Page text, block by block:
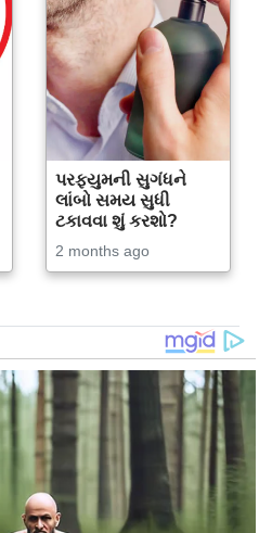
પરફ્યુમની સુગંધને
લાંબો સમય સુધી
ટકાવવા શું કરશો?
2 months ago